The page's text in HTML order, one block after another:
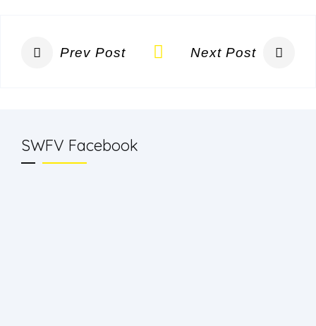
Prev Post Next Post
SWFV Facebook